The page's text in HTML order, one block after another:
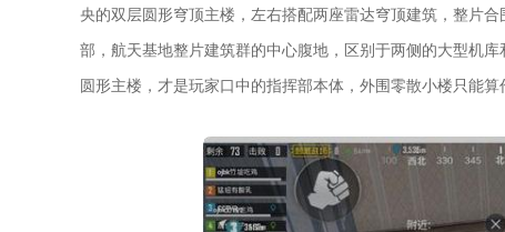
央的双层圆形穹顶主楼，左右搭配两座雷达穹顶建筑，整片
部，航天基地整片建筑群的中心腹地，区别于两侧的大型机
圆形主楼，才是玩家口中的指挥部本体，外围零散小楼只能算